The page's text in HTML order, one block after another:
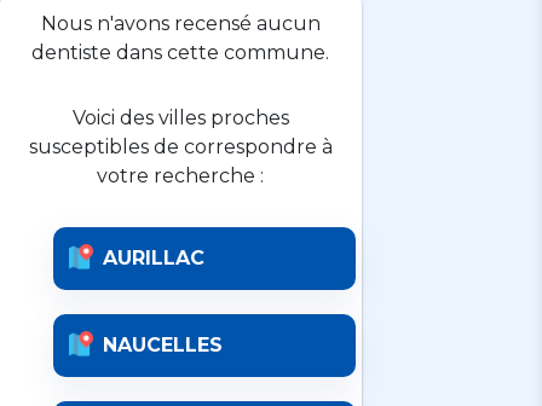
Nous n'avons recensé aucun
dentiste dans cette commune.
Voici des villes proches
susceptibles de correspondre à
votre recherche :
AURILLAC
NAUCELLES